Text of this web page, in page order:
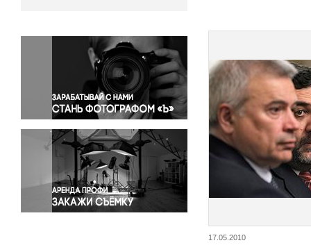
Окружающая среда
Политика
Правосудие
Происшествия и конфликты
Религия
Светская жизнь
Спорт
Экология
Экономика и бизнес
17.05.2010